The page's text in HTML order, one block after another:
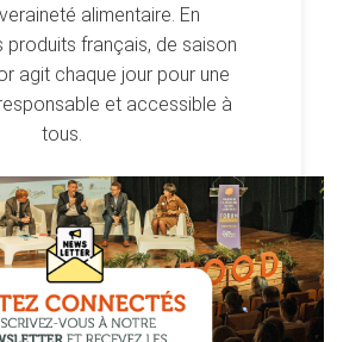
alimentaire. En
produits français, de saison
agit chaque jour pour une
et accessible à
tous.